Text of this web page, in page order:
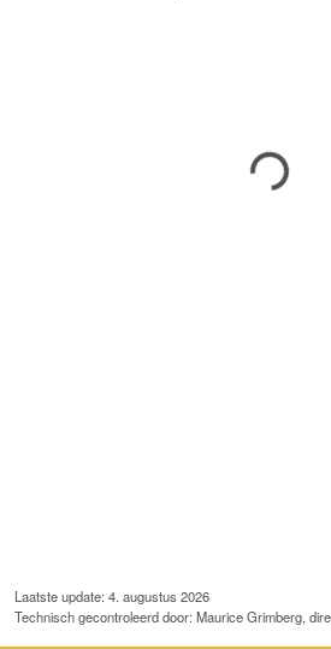
Laatste update: 4. augustus 2026
Technisch gecontroleerd door: Maurice Grimberg,